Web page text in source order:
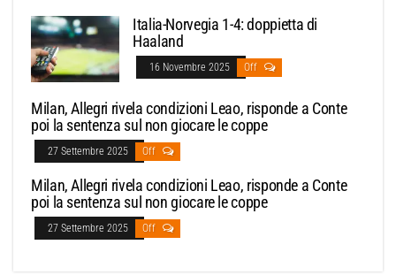
Italia-Norvegia 1-4: doppietta di
Haaland
16 Novembre 2025 Off
Milan, Allegri rivela condizioni Leao, risponde a Conte
poi la sentenza sul non giocare le coppe
27 Settembre 2025 Off
Milan, Allegri rivela condizioni Leao, risponde a Conte
poi la sentenza sul non giocare le coppe
27 Settembre 2025 Off